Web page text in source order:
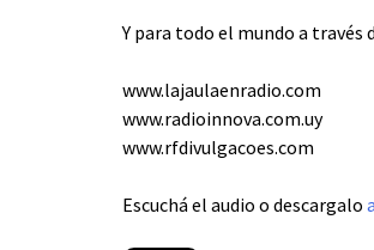
Y para todo el mundo a través
www.lajaulaenradio.com
www.radioinnova.com.uy
www.rfdivulgacoes.com
Escuchá el audio o descargalo